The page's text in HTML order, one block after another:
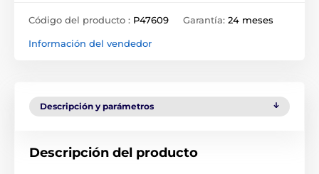
Código del producto : P47609 Garantía: 24 meses
Información del vendedor
Descripción y parámetros
Descripción del producto